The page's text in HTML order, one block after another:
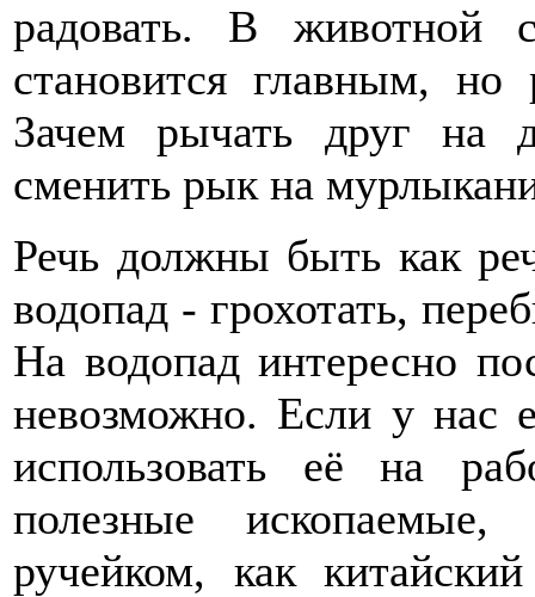
радовать. В животной
становится главным,
Зачем рычать друг на
сменить рык на
Речь должны быть как
водопад - грохотать,
На водопад интересно
невозможно. Если у нас
использовать её на
полезные
ручейком, как